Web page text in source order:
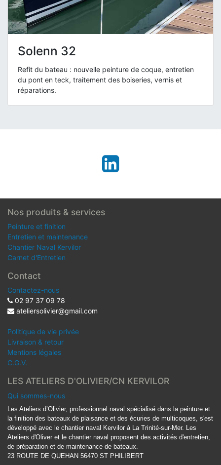
Solenn 32
Refit du bateau : nouvelle peinture de coque, entretien
du pont en teck, traitement des boiseries, vernis et
réparations.
Nos produits & services
Peinture et finition
Entretien et maintenance
Chantier Naval Kervilor
Carnet d'Entretien
Contact
Contactez-nous
02 97 37 09 78
ateliersolivier@gmail.com
Politique de vie privée
Livraison & retour
Mentions légales
C.G.V.
LES ATELIERS D'OLIVIER/CN KERVILOR
Qui sommes-nous
Les Ateliers d’Olivier, professionnel naval spécialisé dans la peinture et
la finition des bateaux de plaisance et des écuries de multicoques, s'est
développé avec le chantier naval Kervilor à La Trinité-sur-Mer. Les
Ateliers d'Oliver et le chantier naval proposent des activités d'entretien,
de préparation et de maintenance de bateaux.
23 ROUTE DE QUEHAN 56470 ST PHILIBERT